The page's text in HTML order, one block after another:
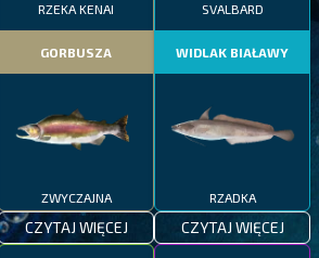
RZEKA KENAI
GORBUSZA
ZWYCZAJNA
CZYTAJ WIĘCEJ
SVALBARD
WIDLAK BIAŁAWY
RZADKA
CZYTAJ WIĘCEJ